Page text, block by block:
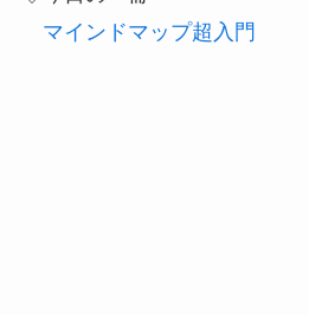
マインドマップ超入門